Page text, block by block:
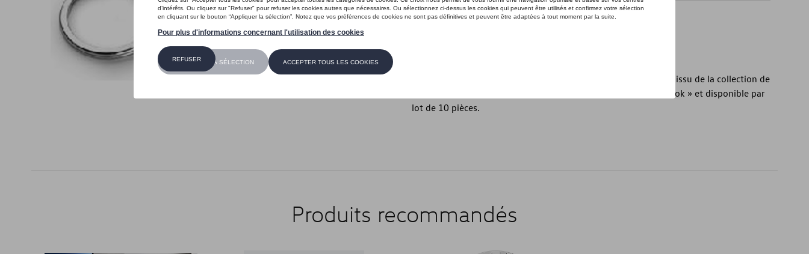
Introduction
Porte-clés métallique de haute qualité avec finition en cuir PU, issu de la collection de
produits publicitaires. Il est doté de l’inscription gravée « Amarok » et disponible par
lot de 10 pièces.
Produits recommandés